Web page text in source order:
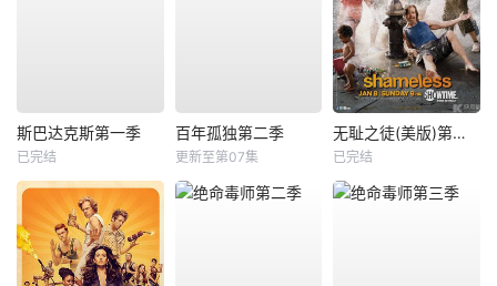
斯巴达克斯第一季
已完结
百年孤独第二季
更新至第07集
无耻之徒(美版)第二季
已完结